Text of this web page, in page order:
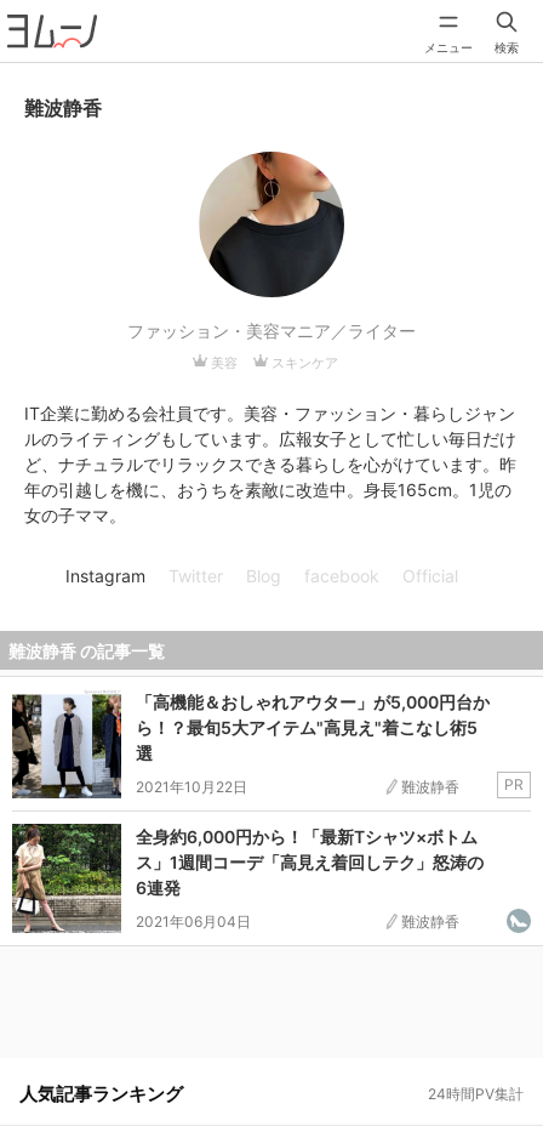
メニュー 検索
難波静香
ファッション・美容マニア／ライター
美容 スキンケア
IT企業に勤める会社員です。美容・ファッション・暮らしジャン
ルのライティングもしています。広報女子として忙しい毎日だけ
ど、ナチュラルでリラックスできる暮らしを心がけています。昨
年の引越しを機に、おうちを素敵に改造中。身長165cm。1児の
女の子ママ。
Instagram Twitter Blog facebook Official
難波静香 の記事一覧
「高機能＆おしゃれアウター」が5,000円台か
ら！？最旬5大アイテム"高見え"着こなし術5
選
2021年10月22日 難波静香 PR
全身約6,000円から！「最新Tシャツ×ボトム
ス」1週間コーデ「高見え着回しテク」怒涛の
6連発
2021年06月04日 難波静香
人気記事ランキング 24時間PV集計